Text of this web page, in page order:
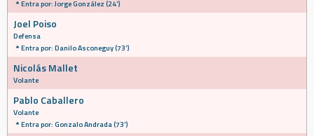
Entra por: Jorge González (24')
Joel Poiso
Defensa
Entra por: Danilo Asconeguy (73')
Nicolás Mallet
Volante
Pablo Caballero
Volante
Entra por: Gonzalo Andrada (73')